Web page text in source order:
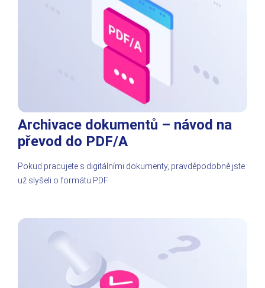
Archivace dokumentů – návod na
převod do PDF/A
Pokud pracujete s digitálními dokumenty, pravděpodobně jste
už slyšeli o formátu PDF.